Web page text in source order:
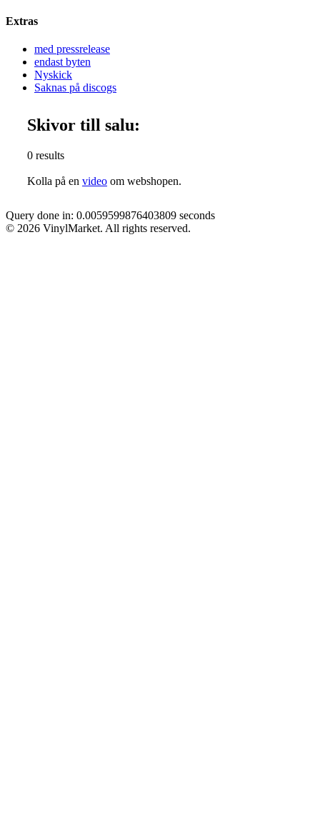
Extras
med pressrelease
endast byten
Nyskick
Saknas på discogs
Skivor till salu:
0 results
Kolla på en video om webshopen.
Query done in: 0.0059599876403809 seconds
© 2026 VinylMarket. All rights reserved.